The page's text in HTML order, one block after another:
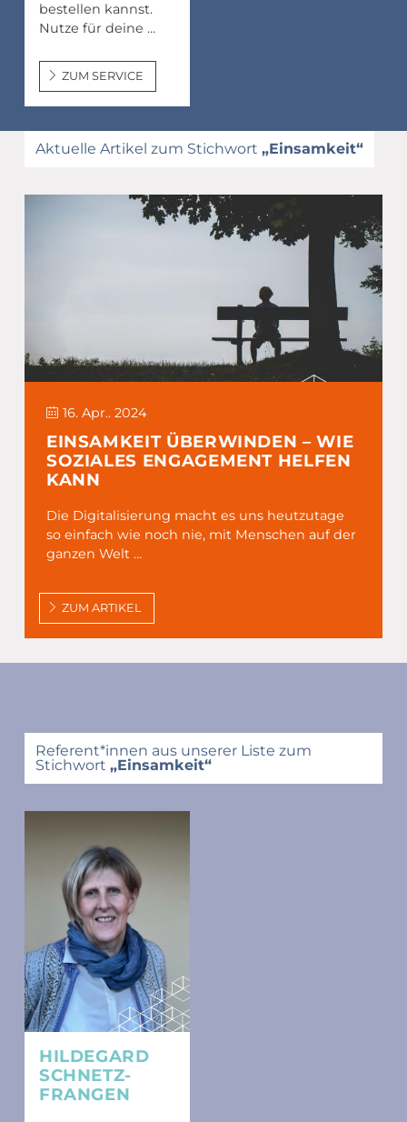
bestellen kannst.
Nutze für deine …
ZUM SERVICE
Aktuelle Artikel zum Stichwort „Einsamkeit“
16. Apr.. 2024
EINSAMKEIT ÜBERWINDEN – WIE
SOZIALES ENGAGEMENT HELFEN
KANN
Die Digitalisierung macht es uns heutzutage
so einfach wie noch nie, mit Menschen auf der
ganzen Welt …
ZUM ARTIKEL
Referent*innen aus unserer Liste zum
Stichwort „Einsamkeit“
HILDEGARD
SCHNETZ-
FRANGEN